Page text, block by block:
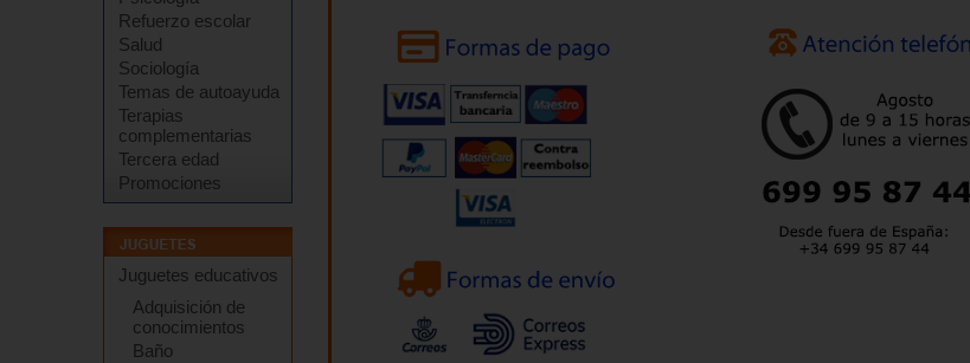
Refuerzo escolar
Salud
Sociología
Temas de autoayuda
Terapias
complementarias
Tercera edad
Promociones
Juguetes educativos
Adquisición de
conocimientos
Baño